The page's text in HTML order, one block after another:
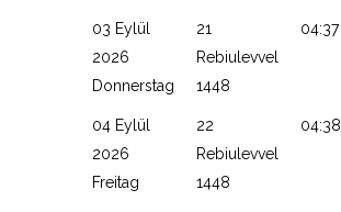
03 Eylül
2026
Donnerstag
21
Rebiulevvel
1448
04:37
04 Eylül
2026
Freitag
22
Rebiulevvel
1448
04:38